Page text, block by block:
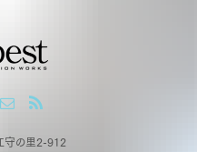
守の里2-912